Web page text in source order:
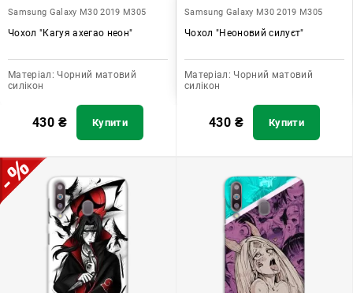
Samsung Galaxy M30 2019 M305
Чохол "Кагуя ахегао неон"
Матеріал: Чорний матовий
силікон
430 ₴ Купити
Samsung Galaxy M30 2019 M305
Чохол "Неоновий силуєт"
Матеріал: Чорний матовий
силікон
430 ₴ Купити